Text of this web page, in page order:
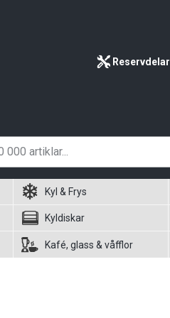
Reservdelar
Kyl & Frys
Kyldiskar
Kafé, glass & våfflor